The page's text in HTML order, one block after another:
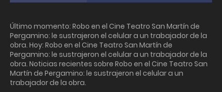
Último momento: Robo en el Cine Teatro San Martín de
Pergamino: le sustrajeron el celular a un trabajador de la
obra. Hoy: Robo en el Cine Teatro San Martín de
Pergamino: le sustrajeron el celular a un trabajador de la
obra. Noticias recientes sobre Robo en el Cine Teatro San
Martín de Pergamino: le sustrajeron el celular a un
trabajador de la obra.